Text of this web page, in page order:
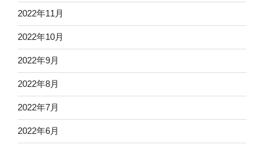
2022年11月
2022年10月
2022年9月
2022年8月
2022年7月
2022年6月